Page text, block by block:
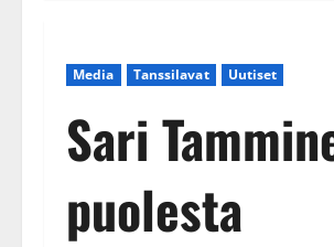
Media Tanssilavat Uutiset
Sari
puolesta